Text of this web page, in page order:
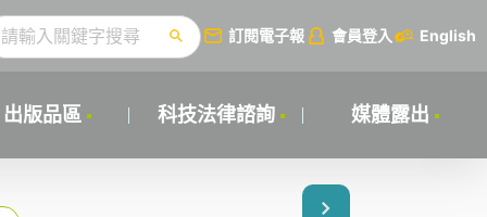
訂閱電子報 會員登入 English
出版品區 科技法律諮詢 媒體露出